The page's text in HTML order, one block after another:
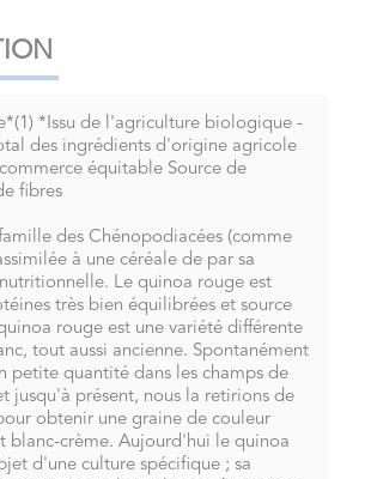
*Issu de l'agriculture biologique -
des ingrédients d'origine agricole
équitable Source de
fibres
des Chénopodiacées (comme
à une céréale de par sa
Le quinoa rouge est
très bien équilibrées et source
rouge est une variété différente
tout aussi ancienne. Spontanément
petite quantité dans les champs de
jusqu'à présent, nous la retirions de
obtenir une graine de couleur
blanc-crème. Aujourd'hui le quinoa
d'une culture spécifique ; sa